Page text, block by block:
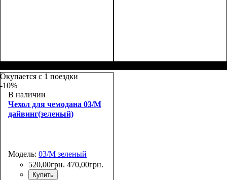
45х23-26
Окупается с 1 поездки
-10%
В наличии
Чехол для чемодана 03/M
дайвинг(зеленый)
Модель: 03/M зеленый
520,00грн. 470,00грн.
Купить